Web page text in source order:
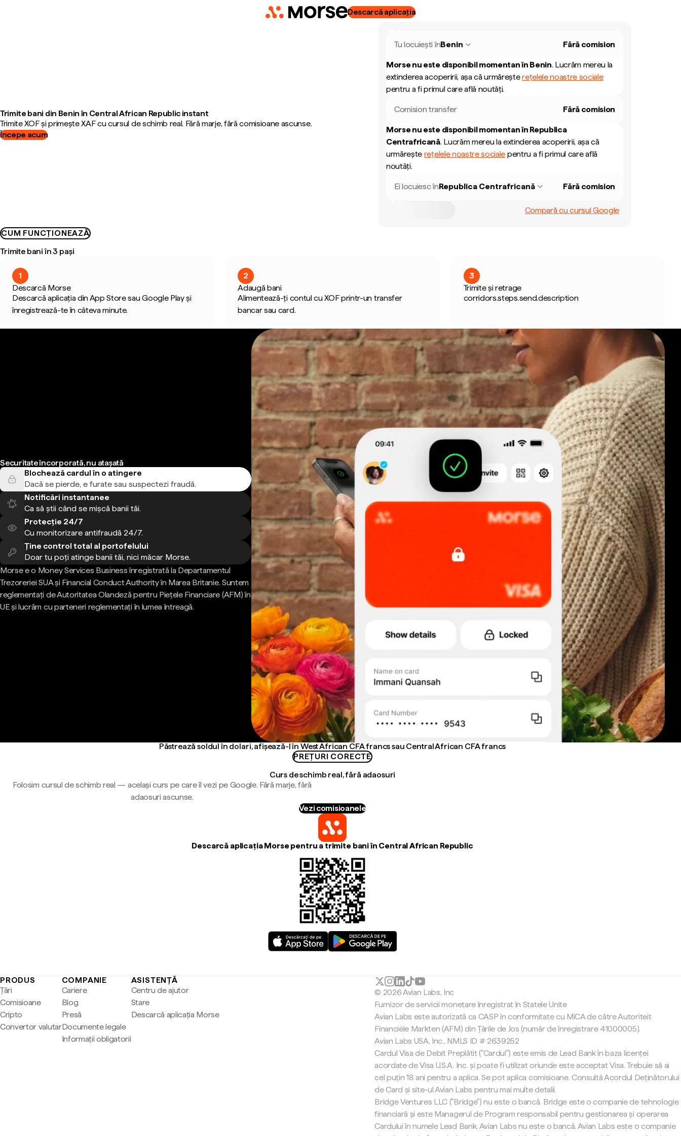
Descarcă aplicația
Trimite bani din Benin în Central African Republic instant
Trimite XOF și primește XAF cu cursul de schimb real. Fără marje, fără comisioane ascunse.
Începe acum
Tu locuiești înBenin Fără comision
Morse nu este disponibil momentan în Benin. Lucrăm mereu la
extinderea acoperirii, așa că urmăreșterețelele noastre sociale
pentru a fi primul care află noutăți.
Comision transfer Fără comision
Morse nu este disponibil momentan în Republica
Centrafricană. Lucrăm mereu la extinderea acoperirii, așa că
urmărește rețelele noastre sociale pentru a fi primul care află
noutăți.
Ei locuiesc înRepublica Centrafricană Fără comision
Compară cu cursul Google
CUM FUNCȚIONEAZĂ
Trimite bani în 3 pași
1
Descarcă Morse
Descarcă aplicația din App Store sau Google Play și
înregistrează-te în câteva minute.
2
Adaugă bani
Alimentează-ți contul cu XOF printr-un transfer
bancar sau card.
3
Trimite și retrage
corridors.steps.send.description
Securitate încorporată, nu atașată
Blochează cardul în o atingere
Dacă se pierde, e furate sau suspectezi fraudă.
Notificări instantanee
Ca să știi când se mișcă banii tăi.
Protecție 24/7
Cu monitorizare antifraudă 24/7.
Ține control total al portofelului
Doar tu poți atinge banii tăi, nici măcar Morse.
Morse e o Money Services Business înregistrată la Departamentul
Trezoreriei SUA și Financial Conduct Authority în Marea Britanie. Suntem
reglementați de Autoritatea Olandeză pentru Piețele Financiare (AFM) în
UE și lucrăm cu parteneri reglementați în lumea întreagă.
Păstrează soldul în dolari, afișează-l în West African CFA francs sau Central African CFA francs
PREȚURI CORECTE
Curs de schimb real, fără adaosuri
Folosim cursul de schimb real — același curs pe care îl vezi pe Google. Fără marje, fără
adaosuri ascunse.
Vezi comisioanele
Descarcă aplicația Morse pentru a trimite bani în Central African Republic
PRODUS
Țări
Comisioane
Cripto
Convertor valutar
COMPANIE
Cariere
Blog
Presă
Documente legale
Informații obligatorii
ASISTENȚĂ
Centru de ajutor
Stare
Descarcă aplicația Morse
© 2026 Avian Labs, Inc
Furnizor de servicii monetare înregistrat în Statele Unite
Avian Labs este autorizată ca CASP în conformitate cu MiCA de către Autoriteit
Financiële Markten (AFM) din Țările de Jos (număr de înregistrare 41000005).
Avian Labs USA, Inc., NMLS ID # 2639252
Cardul Visa de Debit Preplătit ("Cardul") este emis de Lead Bank în baza licenței
acordate de Visa U.S.A. Inc. și poate fi utilizat oriunde este acceptat Visa. Trebuie să ai
cel puțin 18 ani pentru a aplica. Se pot aplica comisioane. Consultă Acordul Deținătorului
de Card și site-ul Avian Labs pentru mai multe detalii.
Bridge Ventures LLC ("Bridge") nu este o bancă. Bridge este o companie de tehnologie
financiară și este Managerul de Program responsabil pentru gestionarea și operarea
Cardului în numele Lead Bank. Avian Labs nu este o bancă. Avian Labs este o companie